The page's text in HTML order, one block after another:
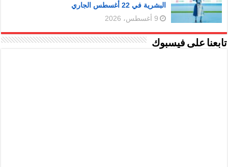
البشرية في 22 أغسطس الجاري
9 أغسطس، 2026
تابعنا على فيسبوك